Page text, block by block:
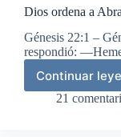
Dios ordena a
Génesis 22:1 –
respondió:
ContinuarDios
21